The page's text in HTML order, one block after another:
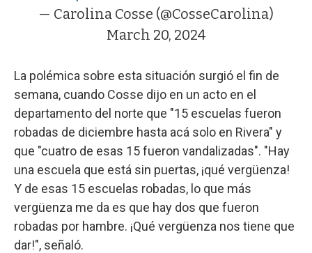
— Carolina Cosse (@CosseCarolina)
March 20, 2024
La polémica sobre esta situación surgió el fin de
semana, cuando Cosse dijo en un acto en el
departamento del norte que "15 escuelas fueron
robadas de diciembre hasta acá solo en Rivera" y
que "cuatro de esas 15 fueron vandalizadas". "Hay
una escuela que está sin puertas, ¡qué vergüenza!
Y de esas 15 escuelas robadas, lo que más
vergüenza me da es que hay dos que fueron
robadas por hambre. ¡Qué vergüenza nos tiene que
dar!", señaló.